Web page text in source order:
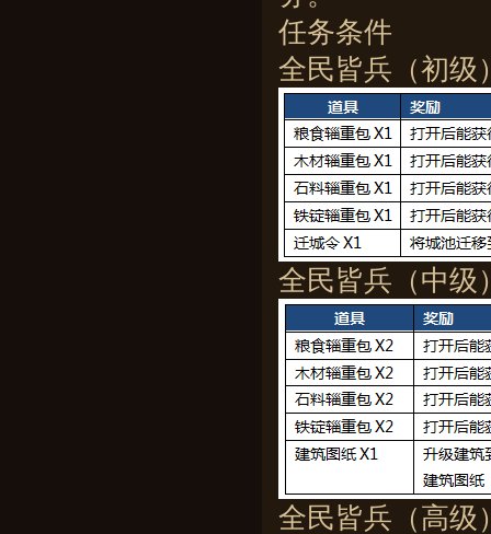
任务条件
全民皆兵（初级
全民皆兵（中级
全民皆兵（高级